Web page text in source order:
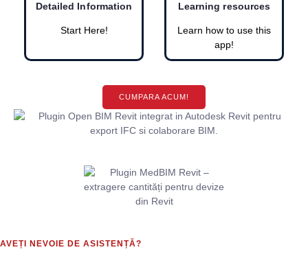
Detailed Information
Start Here!
Learning resources
Learn how to use this
app!
CUMPARA ACUM!
AVEȚI NEVOIE DE ASISTENȚĂ?